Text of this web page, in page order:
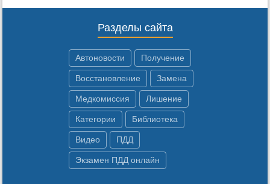
Разделы сайта
Автоновости Получение
Восстановление Замена
Медкомиссия Лишение
Категории Библиотека
Видео ПДД
Экзамен ПДД онлайн